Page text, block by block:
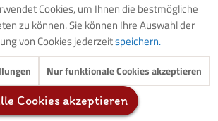
Einführung (mit Modellzielen)
siehst du?
Würfel basteln
Raupe
Sage mir erst, wie alt du bist!?
Zahlen klatschen/Zahlen legen
Inaktiv
Inaktiv
Inaktiv
Cookies, um Ihnen die bestmögliche
zu können. Sie können Ihre Auswahl der
von Cookies jederzeitspeichern.
Nur funktionale Cookies akzeptieren
Cookies akzeptieren